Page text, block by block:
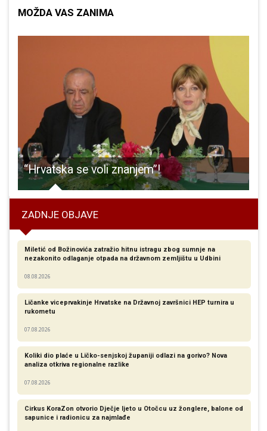
MOŽDA VAS ZANIMA
“Hrvatska se voli znanjem”!
ZADNJE OBJAVE
Miletić od Božinovića zatražio hitnu istragu zbog sumnje na
nezakonito odlaganje otpada na državnom zemljištu u Udbini
08.08.2026
Ličanke viceprvakinje Hrvatske na Državnoj završnici HEP turnira u
rukometu
07.08.2026
Koliki dio plaće u Ličko-senjskoj županiji odlazi na gorivo? Nova
analiza otkriva regionalne razlike​
07.08.2026
Cirkus KoraZon otvorio Dječje ljeto u Otočcu uz žonglere, balone od
sapunice i radionicu za najmlađe